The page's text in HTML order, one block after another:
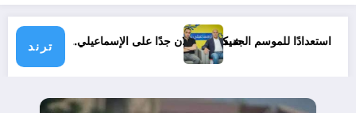
ترند
شيكابالا: زعلان جدًا على الإسماعيلي..حتى الآن استعدادًا للموسم الجديد